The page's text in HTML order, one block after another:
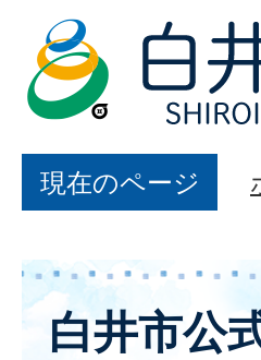
現在のページ
白井市公